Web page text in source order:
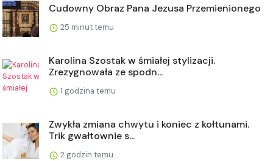
Cudowny Obraz Pana Jezusa Przemienionego
25 minut temu
Karolina Szostak w śmiałej stylizacji.
Zrezygnowała ze spodn...
1 godzina temu
Zwykła zmiana chwytu i koniec z kołtunami.
Trik gwałtownie s...
2 godzin temu